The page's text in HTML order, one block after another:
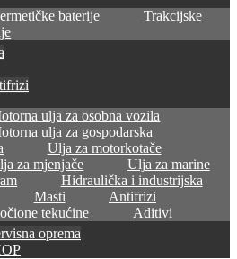
baterije
Trakcijske
ulja za osobna vozila
ulja za gospodarska
Ulja za motorkotače
za mjenjače
Ulja za marine
Hidraulička i industrijska
Masti
Antifrizi
tekućine
Aditivi
oprema